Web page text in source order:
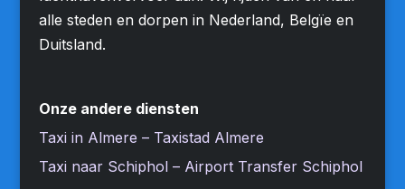
alle steden en dorpen in Nederland, Belgïe en
Duitsland.
Onze andere diensten
Taxi in Almere – Taxistad Almere
Taxi naar Schiphol – Airport Transfer Schiphol